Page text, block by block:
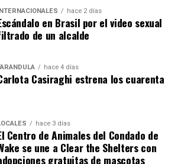
INTERNACIONALES hace 2 días
en Brasil por el video sexual
de un alcalde
hace 4 días
Casiraghi estrena los cuarenta
hace 3 días
Centro de Animales del Condado de
se une a Clear the Shelters con
gratuitas de mascotas